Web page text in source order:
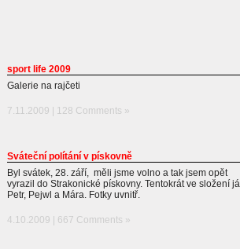
sport life 2009
Galerie na rajčeti
7.11.2009 | 128 Comments »
Sváteční polítání v pískovně
Byl svátek, 28. září, měli jsme volno a tak jsem opět
vyrazil do Strakonické pískovny. Tentokrát ve složení já,
Petr, Pejwl a Mára. Fotky uvnitř.
4.10.2009 | 667 Comments »